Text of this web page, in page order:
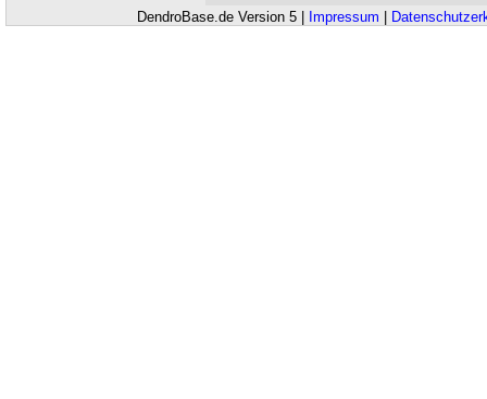
DendroBase.de Version 5 | Impressum